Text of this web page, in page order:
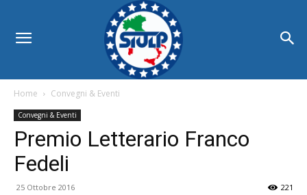
Home Convegni & Eventi
Convegni & Eventi
Premio Letterario Franco
Fedeli
25 Ottobre 2016 221